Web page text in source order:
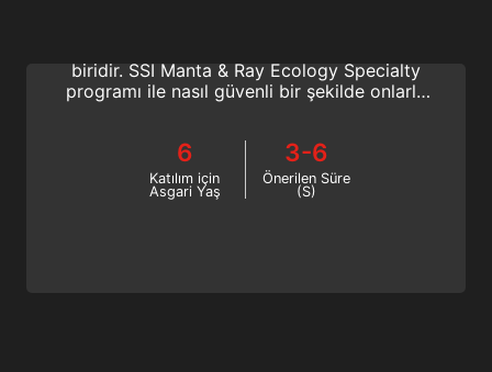
biridir. SSI Manta & Ray Ecology Specialty
programı ile nasıl güvenli bir şekilde onlarla
6
Katılım için
Asgari Yaş
3-6
Önerilen Süre
(S)